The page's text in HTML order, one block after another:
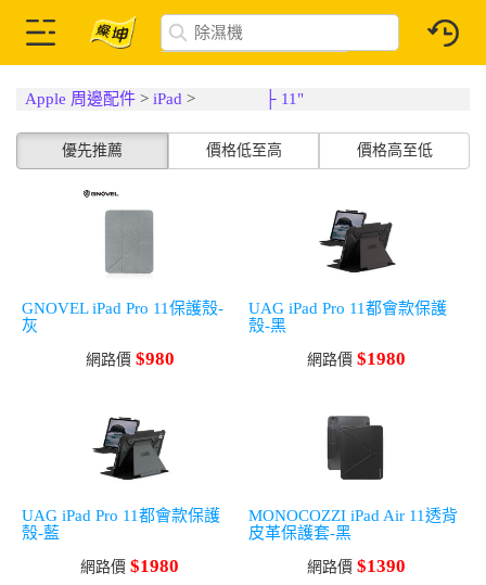
Apple 周邊配件 >iPad > ├ 11"
優先推薦 價格低至高 價格高至低
GNOVEL iPad Pro 11保護殼-
灰
網路價 $980
UAG iPad Pro 11都會款保護
殼-黑
網路價 $1980
UAG iPad Pro 11都會款保護
殼-藍
網路價 $1980
MONOCOZZI iPad Air 11透背
皮革保護套-黑
網路價 $1390